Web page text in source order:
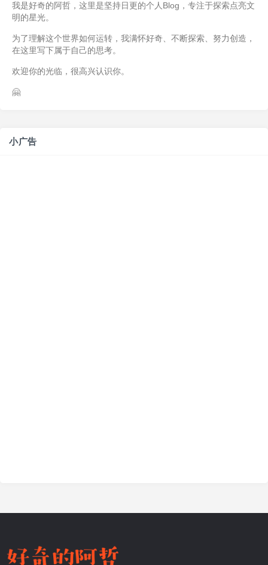
我是好奇的阿哲，这里是坚持日更的个人Blog，专注于探索点亮文
明的星光。
为了理解这个世界如何运转，我满怀好奇、不断探索、努力创造，
在这里写下属于自己的思考。
欢迎你的光临，很高兴认识你。
🤗
小广告